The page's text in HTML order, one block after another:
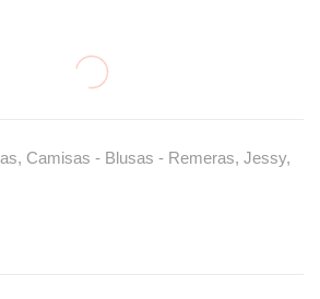
, Camisas - Blusas - Remeras, Jessy,